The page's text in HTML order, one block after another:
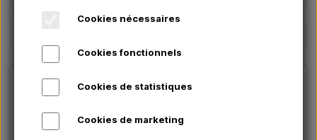
Cookies nécessaires
Cookies fonctionnels
Cookies de statistiques
Cookies de marketing